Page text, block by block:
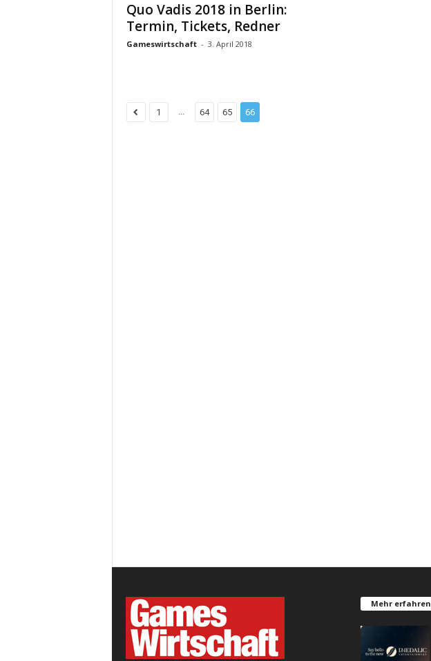
Quo Vadis 2018 in Berlin:
Termin, Tickets, Redner
Gameswirtschaft - 3. April 2018
1 ... 64 65 66
Mehr erfahren